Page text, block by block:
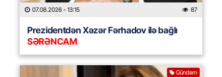
07.08.2026 - 13:15 87
Prezidentdən Xəzər Fərhadov ilə bağlı
SƏRƏNCAM
Gündəm